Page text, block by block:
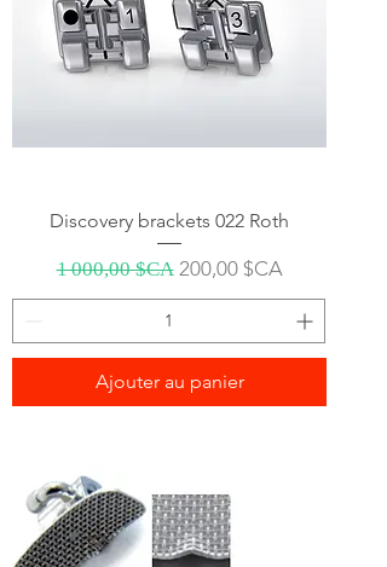
Discovery brackets 022 Roth
Prix original
1 000,00 $CA Prix promotionnel
200,00 $CA
Ajouter au panier